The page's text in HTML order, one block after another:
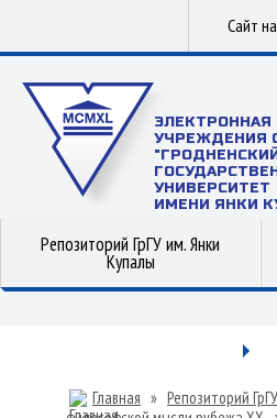
Сайт
УЧРЕЖДЕНИЯ
УНИВЕРСИТЕТ
ИМЕНИ ЯНКИ
Репозиторий ГрГУ им. Янки
Купалы
Главная » Репозиторий